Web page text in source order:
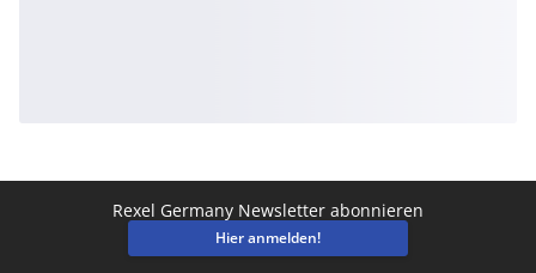
Rexel Germany Newsletter abonnieren
Hier anmelden!